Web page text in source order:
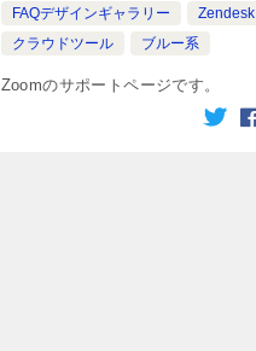
FAQデザインギャラリー
Zendesk
クラウドツール
ブルー系
Zoomのサポートページです。